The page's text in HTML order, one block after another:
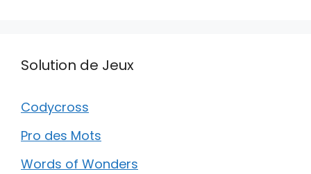
Solution de Jeux
Codycross
Pro des Mots
Words of Wonders